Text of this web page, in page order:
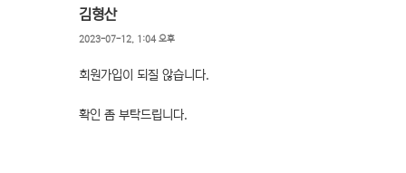
김형산
2023-07-12, 1:04 오후
회원가입이 되질 않습니다.
확인 좀 부탁드립니다.